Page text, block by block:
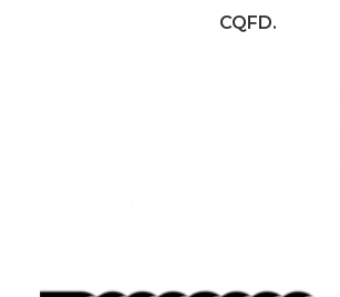
CQFD.